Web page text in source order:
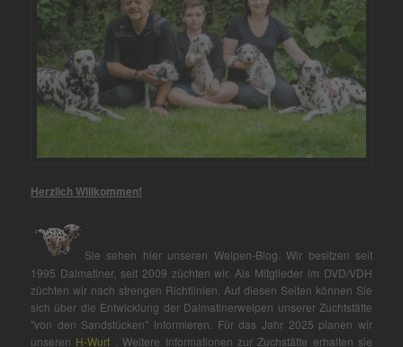
Herzlich Willkommen!
Sie sehen hier unseren Welpen-Blog. Wir besitzen seit
1995 Dalmatiner, seit 2009 züchten wir. Als Mitglieder im DVD/VDH
züchten wir nach strengen Richtlinien. Auf diesen Seiten können Sie
sich über die Entwicklung der Dalmatinerwelpen unserer Zuchtstätte
"von den Sandstücken" informieren. Für das Jahr 2025 planen wir
unseren H-Wurf . Weitere Informationen zur Zuchstätte erhalten sie